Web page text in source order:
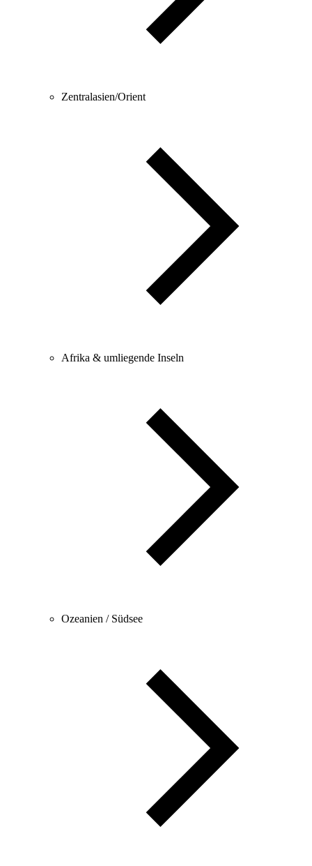
Zentralasien/Orient
Afrika & umliegende Inseln
Ozeanien / Südsee